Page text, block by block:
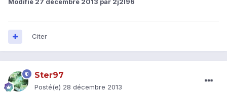
Modifié 27 décembre 2013 par 2j2l96
Citer
Ster97
Posté(e) 28 décembre 2013